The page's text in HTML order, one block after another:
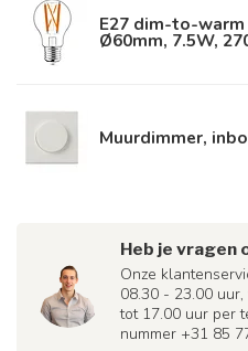
E27 dim-to-warm
Ø60mm, 7.5W,
Muurdimmer,
Heb je vragen
Onze
08.30 - 23.00
tot 17.00 uur per
nummer +31 85